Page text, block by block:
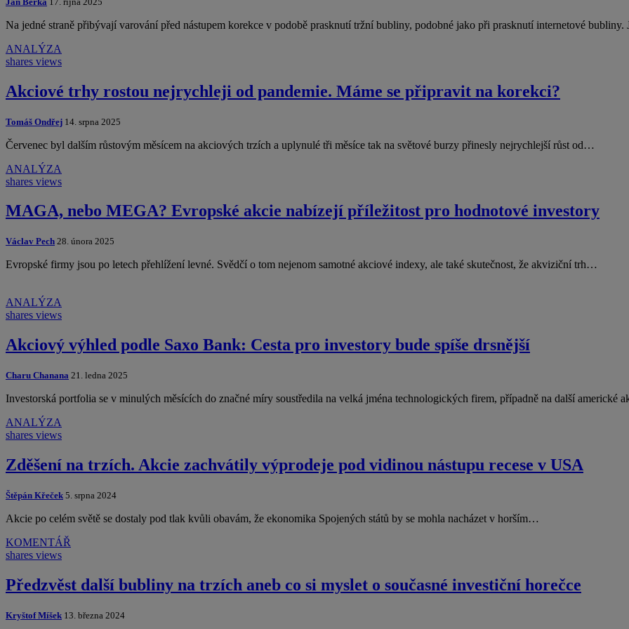
Na jedné straně přibývají varování před nástupem korekce v podobě prasknutí tržní bubliny, podobné jako při prasknutí internetové
ANALÝZA
shares views
Akciové trhy rostou nejrychleji od pandemie. Máme se připravit na korekci?
Tomáš Ondřej 14. srpna 2025
Červenec byl dalším růstovým měsícem na akciových trzích a uplynulé tři měsíce tak na světové burzy přinesly nejrychlejší růst od…
ANALÝZA
shares views
MAGA, nebo MEGA? Evropské akcie nabízejí příležitost pro hodnotové investory
Václav Pech 28. února 2025
Evropské firmy jsou po letech přehlížení levné. Svědčí o tom nejenom samotné akciové indexy, ale také skutečnost, že akviziční trh…
ANALÝZA
shares views
Akciový výhled podle Saxo Bank: Cesta pro investory bude spíše drsnější
Charu Chanana 21. ledna 2025
Investorská portfolia se v minulých měsících do značné míry soustředila na velká jména technologických firem, případně na další americké
ANALÝZA
shares views
Zděšení na trzích. Akcie zachvátily výprodeje pod vidinou nástupu recese v USA
Štěpán Křeček 5. srpna 2024
Akcie po celém světě se dostaly pod tlak kvůli obavám, že ekonomika Spojených států by se mohla nacházet v horším…
KOMENTÁŘ
shares views
Předzvěst další bubliny na trzích aneb co si myslet o současné investiční horečce
Kryštof Míšek 13. března 2024